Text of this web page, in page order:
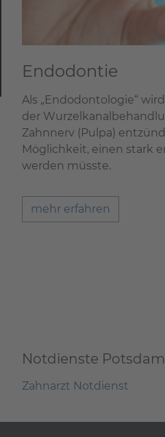
Endodontie
Als „Endodontologie“
der
Zahnnerv (Pulpa)
Möglichkeit, einen stark
werden müsste.
mehr erfahren
Notdienste Potsdam
Zahnarzt Notdienst